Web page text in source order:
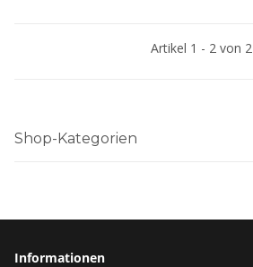
Artikel 1 - 2 von 2
Shop-Kategorien
Informationen